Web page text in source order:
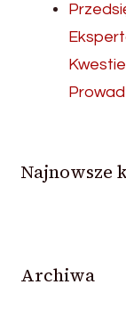
Najnowsze
Archiwa